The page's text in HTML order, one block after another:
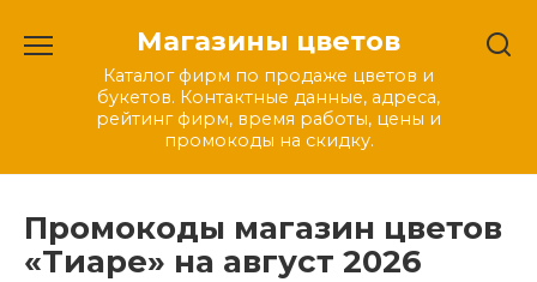
содержанию
Магазины цветов
Каталог фирм по продаже цветов и
букетов. Контактные данные, адреса,
рейтинг фирм, время работы, цены и
промокоды на скидку.
Промокоды магазин цветов
«Тиаре» на август 2026